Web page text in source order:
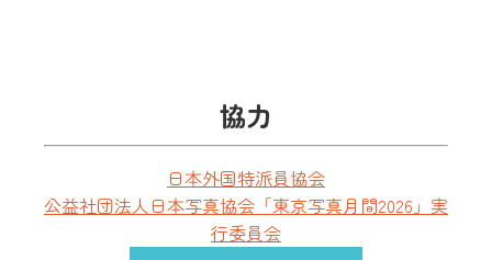
協力
日本外国特派員協会
公益社団法人日本写真協会「東京写真月間2026」実
行委員会